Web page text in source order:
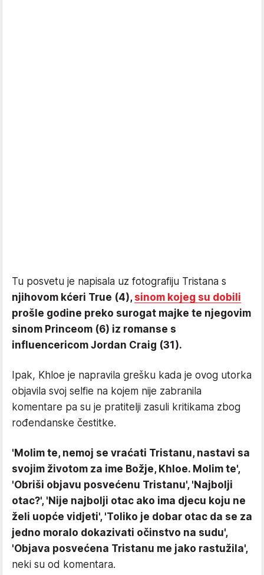
Tu posvetu je napisala uz fotografiju Tristana s
njihovom kćeri True (4), sinom kojeg su dobili
prošle godine preko surogat majke te njegovim
sinom Princeom (6) iz romanse s
influencericom Jordan Craig (31).
Ipak, Khloe je napravila grešku kada je ovog utorka
objavila svoj selfie na kojem nije zabranila
komentare pa su je pratitelji zasuli kritikama zbog
rođendanske čestitke.
'Molim te, nemoj se vraćati Tristanu, nastavi sa
svojim životom za ime Božje, Khloe. Molim te',
'Obriši objavu posvećenu Tristanu', 'Najbolji
otac?', 'Nije najbolji otac ako ima djecu koju ne
želi uopće vidjeti', 'Toliko je dobar otac da se za
jedno moralo dokazivati očinstvo na sudu',
'Objava posvećena Tristanu me jako rastužila',
neki su od komentara.